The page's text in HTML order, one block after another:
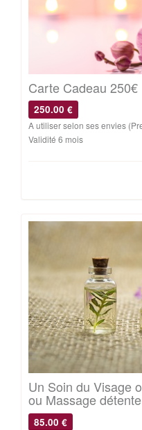
Carte Cadeau 250€
250.00 €
A utiliser selon ses envies
Validité 6 mois
Un Soin du Visage
ou Massage détente
85.00 €